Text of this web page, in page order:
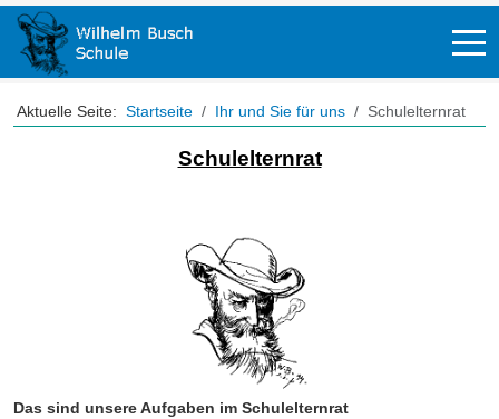
Off-
Aktuelle Seite: Startseite Ihr und Sie für uns Schulelternrat
Schulelternrat
Das sind unsere Aufgaben im Schulelternrat